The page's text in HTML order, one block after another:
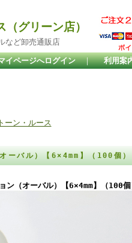
グリーン店）
など卸売通販店
イページへログイン ｜ 利用案
ーン・ルース
ーバル）【6×4mm】（100個
（オーバル）【6×4mm】（100個